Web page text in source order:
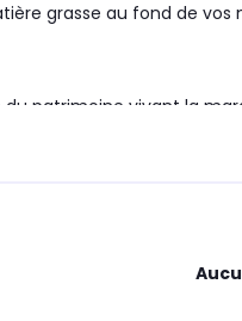
grasse au fond de
du patrimoine vivant